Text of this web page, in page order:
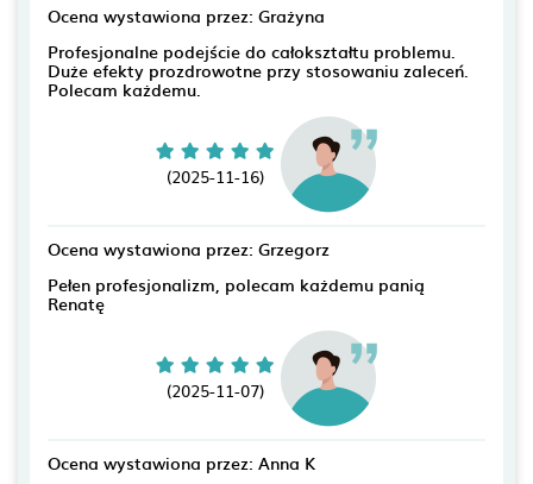
Ocena wystawiona przez: Grażyna
Profesjonalne podejście do całokształtu problemu.
Duże efekty prozdrowotne przy stosowaniu zaleceń.
Polecam każdemu.
(2025-11-16)
Ocena wystawiona przez: Grzegorz
Pełen profesjonalizm, polecam każdemu panią
Renatę
(2025-11-07)
Ocena wystawiona przez: Anna K